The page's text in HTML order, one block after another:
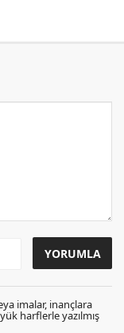
imalar, inançlara
harflerle yazılmış